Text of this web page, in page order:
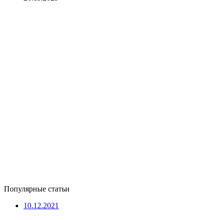
Популярные статьи
10.12.2021